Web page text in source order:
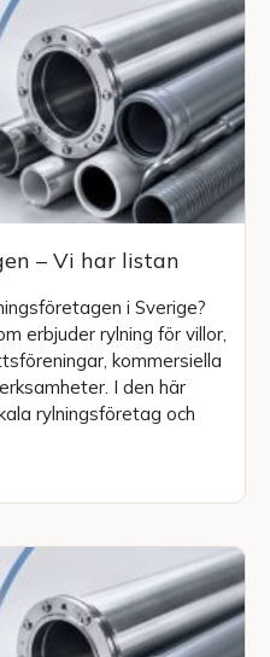
– Vi har listan
i Sverige?
erbjuder rylning för villor,
kommersiella
I den här
rylningsföretag och